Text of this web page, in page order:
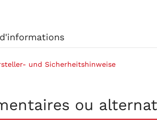
und Sicherheitshinweise
ou